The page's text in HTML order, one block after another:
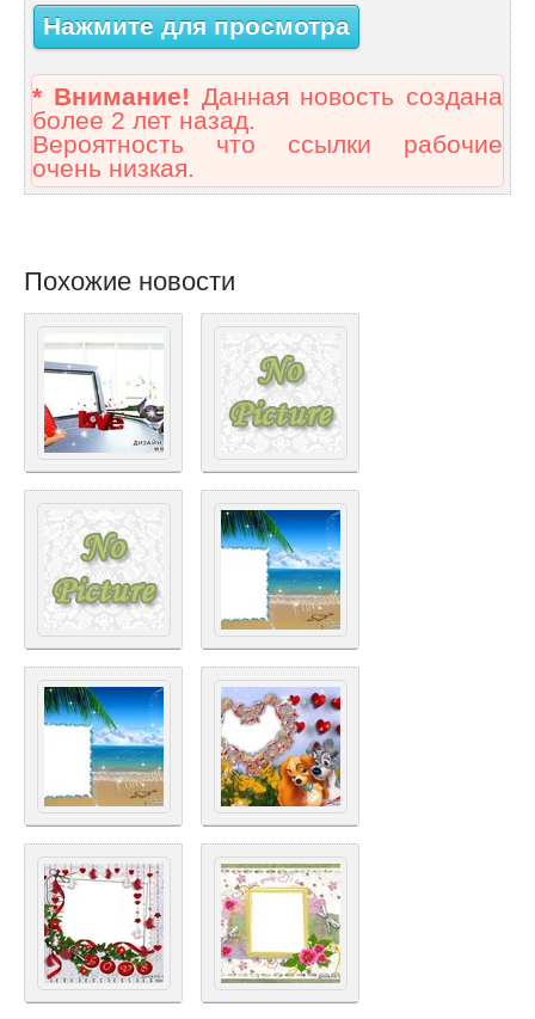
Нажмите для просмотра
* Внимание! Данная новость создана
более 2 лет назад.
Вероятность что ссылки рабочие
очень низкая.
Похожие новости